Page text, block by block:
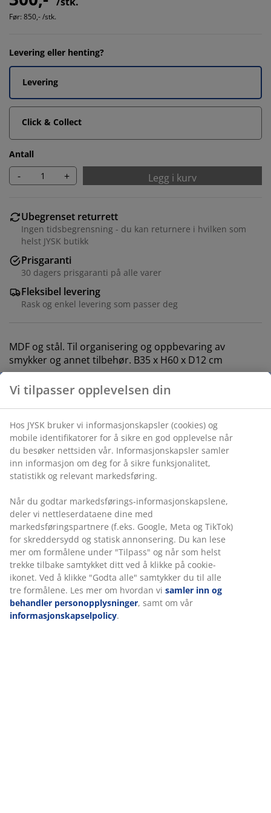
Før: 850,- /stk.
Levering eller henting?
Levering
Click & Collect
Antall
- + Legg i kurv
Ubegrenset returrett
Ingen tidsbegrensning - du kan returnere i hvilken som
helst JYSK butikk
Prisgaranti
30 dagers prisgaranti på alle varer
Fleksibel levering
Rask og enkel levering som passer deg
MDF og stål. Til organisering og oppbevaring av
smykker og annet tilbehør. B35 x H60 x D12 cm
Varenr.: 3670064
Monteringsanvisning
Spesifikasjoner
Omtaler
(2)
Levering
Vi tilpasser opplevelsen din
Hos JYSK bruker vi informasjonskapsler (cookies) og
mobile identifikatorer for å sikre en god opplevelse når
du besøker nettsiden vår. Informasjonskapsler samler
inn informasjon om deg for å sikre funksjonalitet,
statistikk og relevant markedsføring.
Når du godtar markedsførings-informasjonskapslene,
deler vi nettleserdataene dine med
markedsføringspartnere (f.eks. Google, Meta og TikTok)
for skreddersydd og statisk annonsering. Du kan lese
mer om formålene under "Tilpass" og når som helst
trekke tilbake samtykket ditt ved å klikke på cookie-
ikonet. Ved å klikke "Godta alle" samtykker du til alle
tre formålene. Les mer om hvordan vi samler inn og
behandler personopplysninger, samt om vår
informasjonskapselpolicy.